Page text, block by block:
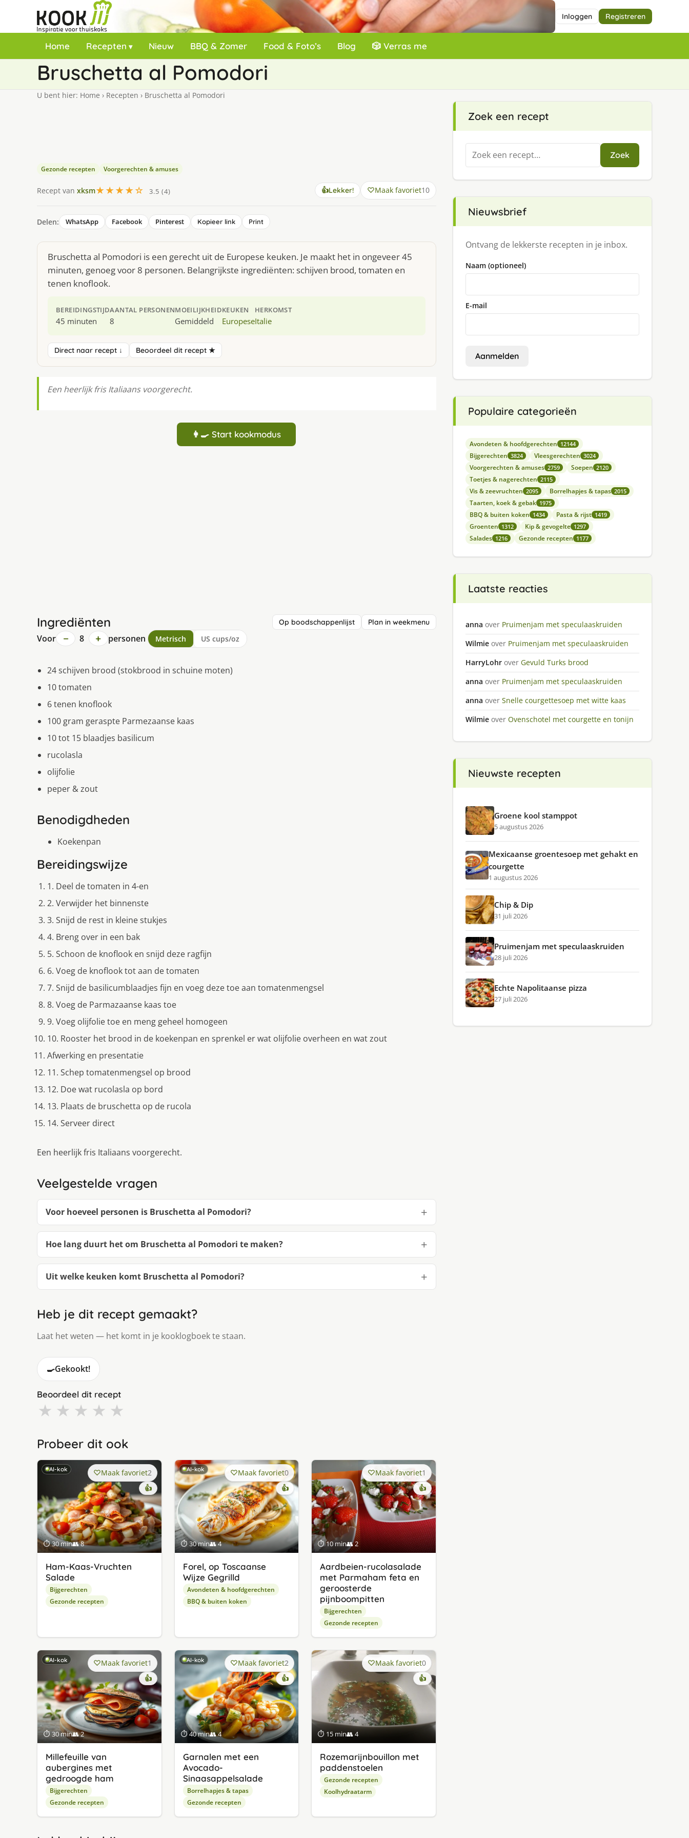
Inloggen Registreren
Home Recepten Nieuw BBQ & Zomer Food & Foto’s Blog 🎲 Verras me
Bruschetta al Pomodori
U bent hier: Home › Recepten › Bruschetta al Pomodori
Gezonde recepten Voorgerechten & amuses
Recept van xksm★★★★☆ 3.5 (4) 👍Lekker! Maak favoriet10
Delen: WhatsApp Facebook Pinterest Kopieer link Print
Bruschetta al Pomodori is een gerecht uit de Europese keuken. Je maakt het in ongeveer 45
minuten, genoeg voor 8 personen. Belangrijkste ingrediënten: schijven brood, tomaten en
tenen knoflook.
BEREIDINGSTIJD
45 minuten
AANTAL PERSONEN
8
MOEILIJKHEID
Gemiddeld
KEUKEN
Europese
HERKOMST
Italie
Direct naar recept ↓ Beoordeel dit recept ★
Een heerlijk fris Italiaans voorgerecht.
👩‍🍳 Start kookmodus
Ingrediënten Op boodschappenlijst Plan in weekmenu
Voor − 8 + personen Metrisch US cups/oz
24 schijven brood (stokbrood in schuine moten)
10 tomaten
6 tenen knoflook
100 gram geraspte Parmezaanse kaas
10 tot 15 blaadjes basilicum
rucolasla
olijfolie
peper & zout
Benodigdheden
Koekenpan
Bereidingswijze
1. Deel de tomaten in 4-en
2. Verwijder het binnenste
3. Snijd de rest in kleine stukjes
4. Breng over in een bak
5. Schoon de knoflook en snijd deze ragfijn
6. Voeg de knoflook tot aan de tomaten
7. Snijd de basilicumblaadjes fijn en voeg deze toe aan tomatenmengsel
8. Voeg de Parmazaanse kaas toe
9. Voeg olijfolie toe en meng geheel homogeen
10. Rooster het brood in de koekenpan en sprenkel er wat olijfolie overheen en wat zout
Afwerking en presentatie
11. Schep tomatenmengsel op brood
12. Doe wat rucolasla op bord
13. Plaats de bruschetta op de rucola
14. Serveer direct
Een heerlijk fris Italiaans voorgerecht.
Veelgestelde vragen
Voor hoeveel personen is Bruschetta al Pomodori?
Hoe lang duurt het om Bruschetta al Pomodori te maken?
Uit welke keuken komt Bruschetta al Pomodori?
Heb je dit recept gemaakt?
Laat het weten — het komt in je kooklogboek te staan.
🍳Gekookt!
Beoordeel dit recept
★ ★ ★ ★ ★
Probeer dit ook
AI-kok
⏱ 30 min👥 8
Maak favoriet2
👍
Ham-Kaas-Vruchten
Salade
Bijgerechten
Gezonde recepten
AI-kok
⏱ 30 min👥 4
Maak favoriet0
👍
Forel, op Toscaanse
Wijze Gegrilld
Avondeten & hoofdgerechten
BBQ & buiten koken
⏱ 10 min👥 2
Maak favoriet1
👍
Aardbeien-rucolasalade
met Parmaham feta en
geroosterde
pijnboompitten
Bijgerechten
Gezonde recepten
AI-kok
⏱ 30 min👥 2
Maak favoriet1
👍
Millefeuille van
aubergines met
gedroogde ham
Bijgerechten
Gezonde recepten
AI-kok
⏱ 40 min👥 4
Maak favoriet2
👍
Garnalen met een
Avocado-
Sinaasappelsalade
Borrelhapjes & tapas
Gezonde recepten
⏱ 15 min👥 4
Maak favoriet0
👍
Rozemarijnbouillon met
paddenstoelen
Gezonde recepten
Koolhydraatarm
Zoek een recept
Zoeken
naar:
Zoek
Nieuwsbrief
Ontvang de lekkerste recepten in je inbox.
Naam (optioneel)
E-mail
Aanmelden
Populaire categorieën
Avondeten & hoofdgerechten 12144
Bijgerechten 3824 Vleesgerechten 3024
Voorgerechten & amuses 2759 Soepen 2120
Toetjes & nagerechten 2115
Vis & zeevruchten 2095 Borrelhapjes & tapas 2015
Taarten, koek & gebak 1975
BBQ & buiten koken 1434 Pasta & rijst 1419
Groenten 1312 Kip & gevogelte 1297
Salades 1216 Gezonde recepten 1177
Laatste reacties
anna over Pruimenjam met speculaaskruiden
Wilmie over Pruimenjam met speculaaskruiden
HarryLohr over Gevuld Turks brood
anna over Pruimenjam met speculaaskruiden
anna over Snelle courgettesoep met witte kaas
Wilmie over Ovenschotel met courgette en tonijn
Nieuwste recepten
Groene kool stamppot
5 augustus 2026
Mexicaanse groentesoep met gehakt en
courgette
1 augustus 2026
Chip & Dip
31 juli 2026
Pruimenjam met speculaaskruiden
28 juli 2026
Echte Napolitaanse pizza
27 juli 2026